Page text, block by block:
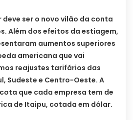
ser o novo vilão da conta
Além dos efeitos da estiagem,
aumentos superiores
americana que vai
reajustes tarifários das
Sudeste e Centro-Oeste. A
que cada empresa tem de
de Itaipu, cotada em dólar.